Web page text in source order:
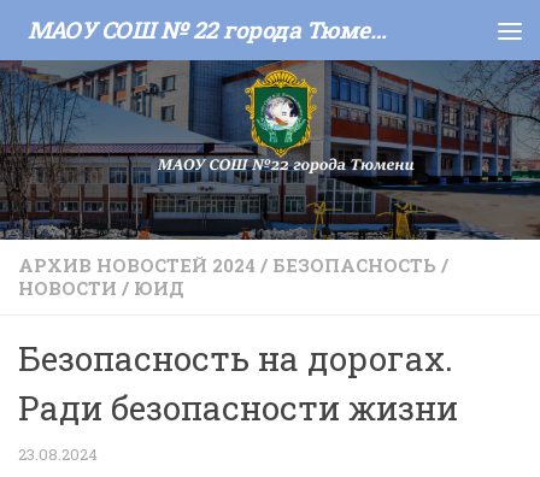
Skip to content МАОУ СОШ № 22 города Тюмени
АРХИВ НОВОСТЕЙ 2024 / БЕЗОПАСНОСТЬ /
НОВОСТИ / ЮИД
Безопасность на дорогах.
Ради безопасности жизни
23.08.2024